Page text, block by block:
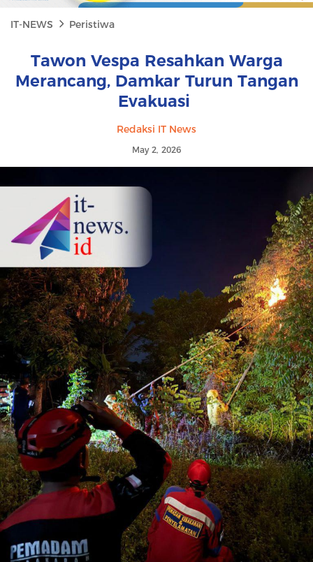
IT-NEWS Peristiwa
Tawon Vespa Resahkan Warga
Merancang, Damkar Turun Tangan
Evakuasi
Redaksi IT News
May 2, 2026